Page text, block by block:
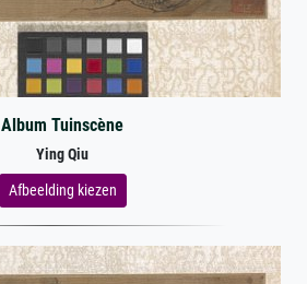
Album Tuinscène
Ying Qiu
Afbeelding kiezen